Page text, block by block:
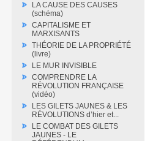
LA CAUSE DES CAUSES
(schéma)
CAPITALISME ET
MARXISANTS
THÉORIE DE LA PROPRIÉTÉ
(livre)
LE MUR INVISIBLE
COMPRENDRE LA
RÉVOLUTION FRANÇAISE
(vidéo)
LES GILETS JAUNES & LES
RÉVOLUTIONS d’hier et...
LE COMBAT DES GILETS
JAUNES - LE